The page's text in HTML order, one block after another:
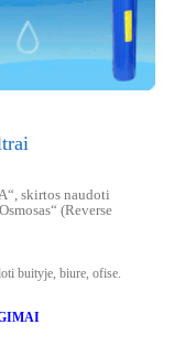
skirtos naudoti
(Reverse
buityje, biure, ofise.